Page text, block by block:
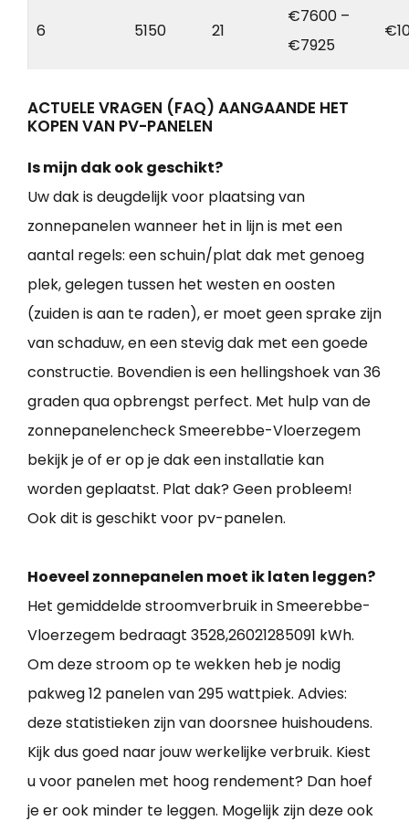
6 5150 21
€7600 –
€7925
ACTUELE VRAGEN (FAQ) AANGAANDE HET
KOPEN VAN PV-PANELEN
Is mijn dak ook geschikt?
Uw dak is deugdelijk voor plaatsing van
zonnepanelen wanneer het in lijn is met een
aantal regels: een schuin/plat dak met genoeg
plek, gelegen tussen het westen en oosten
(zuiden is aan te raden), er moet geen sprake zijn
van schaduw, en een stevig dak met een goede
constructie. Bovendien is een hellingshoek van 36
graden qua opbrengst perfect. Met hulp van de
zonnepanelencheck Smeerebbe-Vloerzegem
bekijk je of er op je dak een installatie kan
worden geplaatst. Plat dak? Geen probleem!
Ook dit is geschikt voor pv-panelen.
Hoeveel zonnepanelen moet ik laten leggen?
Het gemiddelde stroomverbruik in Smeerebbe-
Vloerzegem bedraagt 3528,26021285091 kWh.
Om deze stroom op te wekken heb je nodig
pakweg 12 panelen van 295 wattpiek. Advies:
deze statistieken zijn van doorsnee huishoudens.
Kijk dus goed naar jouw werkelijke verbruik. Kiest
u voor panelen met hoog rendement? Dan hoef
je er ook minder te leggen. Mogelijk zijn deze ook